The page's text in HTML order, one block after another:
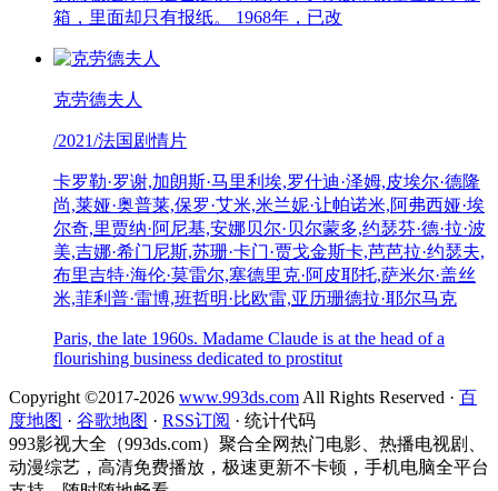
箱，里面却只有报纸。 1968年，已改
克劳德夫人
/2021/法国剧情片
卡罗勒·罗谢,加朗斯·马里利埃,罗什迪·泽姆,皮埃尔·德隆
尚,莱娅·奥普莱,保罗·艾米,米兰妮·让帕诺米,阿弗西娅·埃
尔奇,里贾纳·阿尼基,安娜贝尔·贝尔蒙多,约瑟芬·德·拉·波
美,吉娜·希门尼斯,苏珊·卡门·贾戈金斯卡,芭芭拉·约瑟夫,
布里吉特·海伦·莫雷尔,塞德里克·阿皮耶托,萨米尔·盖丝
米,菲利普·雷博,班哲明·比欧雷,亚历珊德拉·耶尔马克
Paris, the late 1960s. Madame Claude is at the head of a
flourishing business dedicated to prostitut
Copyright ©2017-2026 www.993ds.com All Rights Reserved · 百
度地图 · 谷歌地图 · RSS订阅 · 统计代码
993影视大全（993ds.com）聚合全网热门电影、热播电视剧、
动漫综艺，高清免费播放，极速更新不卡顿，手机电脑全平台